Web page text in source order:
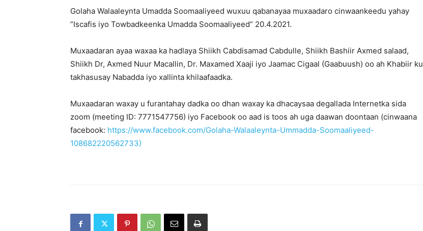
Golaha Walaaleynta Umadda Soomaaliyeed wuxuu qabanayaa muxaadaro cinwaankeedu yahay
”Iscafis iyo Towbadkeenka Umadda Soomaaliyeed” 20.4.2021.
Muxaadaran ayaa waxaa ka hadlaya Shiikh Cabdisamad Cabdulle, Shiikh Bashiir Axmed salaad,
Shiikh Dr, Axmed Nuur Macallin, Dr. Maxamed Xaaji iyo Jaamac Cigaal (Gaabuush) oo ah Khabiir ku
takhasusay Nabadda iyo xallinta khilaafaadka.
Muxaadaran waxay u furantahay dadka oo dhan waxay ka dhacaysaa degallada Internetka sida
zoom (meeting ID: 7771547756) iyo Facebook oo aad is toos ah uga daawan doontaan (cinwaana
facebook: https://www.facebook.com/Golaha-Walaaleynta-Ummadda-Soomaaliyeed-
108682220562733)